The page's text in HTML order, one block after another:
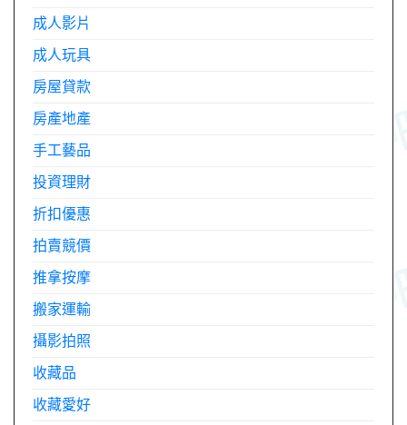
成人影片
成人玩具
房屋貸款
房產地產
手工藝品
投資理財
折扣優惠
拍賣競價
推拿按摩
搬家運輸
攝影拍照
收藏品
收藏愛好